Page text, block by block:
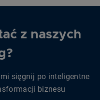
z naszych
sięgnij po inteligentne
biznesu